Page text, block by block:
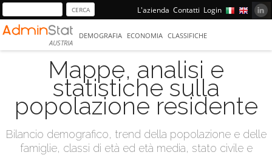
L'azienda Contatti Login
AUSTRIA
DEMOGRAFIA ECONOMIA CLASSIFICHE
Mappe, analisi e
statistiche sulla
popolazione residente
Bilancio demografico, trend della popolazione e delle
famiglie, classi di età ed età media, stato civile e